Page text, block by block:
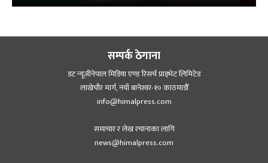
सम्पर्क ठेगाना
डट न्यूजीनेपाल मिडिया एण्ड रिसर्च प्राइभेट लिमिटेड
लाखेचौर मार्ग, नयाँ बानेश्‍वर-१० काठमाडौँ
info@himalpress.com
समाचार र लेख रचानाका लागि
news@himalpress.com